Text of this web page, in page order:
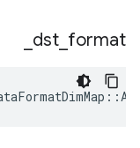
dst format